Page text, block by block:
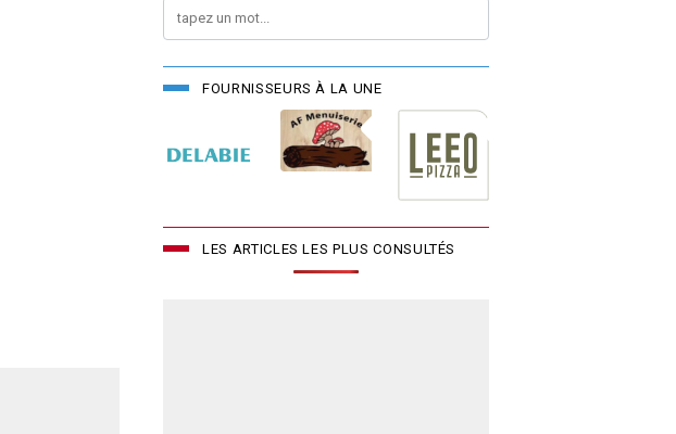
FOURNISSEURS À LA UNE
LES ARTICLES LES PLUS CONSULTÉS